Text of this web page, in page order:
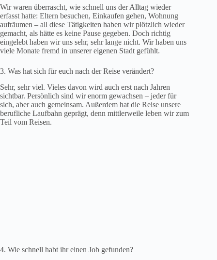
Wir waren überrascht, wie schnell uns der Alltag wieder
erfasst hatte: Eltern besuchen, Einkaufen gehen, Wohnung
aufräumen – all diese Tätigkeiten haben wir plötzlich wieder
gemacht, als hätte es keine Pause gegeben. Doch richtig
eingelebt haben wir uns sehr, sehr lange nicht. Wir haben uns
viele Monate fremd in unserer eigenen Stadt gefühlt.
3. Was hat sich für euch nach der Reise verändert?
Sehr, sehr viel. Vieles davon wird auch erst nach Jahren
sichtbar. Persönlich sind wir enorm gewachsen – jeder für
sich, aber auch gemeinsam. Außerdem hat die Reise unsere
berufliche Laufbahn geprägt, denn mittlerweile leben wir zum
Teil vom Reisen.
4. Wie schnell habt ihr einen Job gefunden?